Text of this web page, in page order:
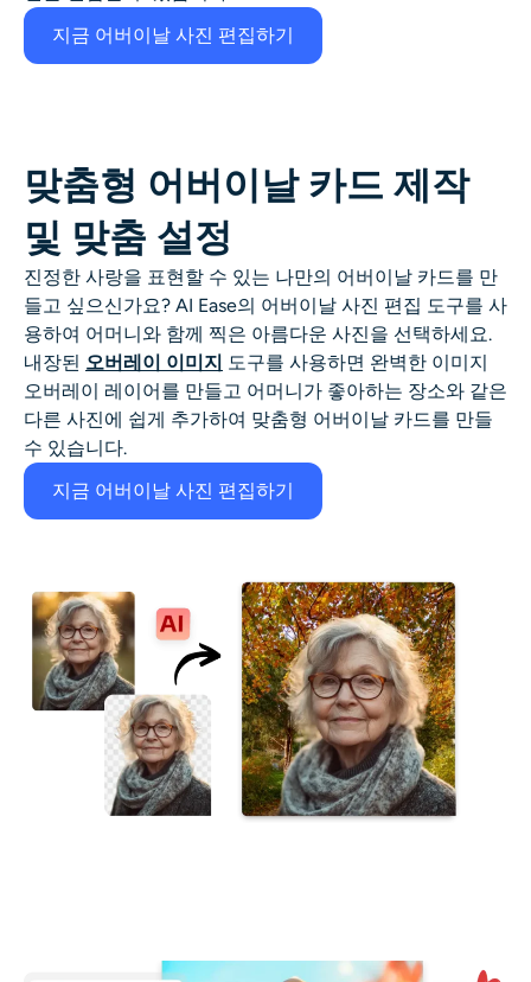
지금 어버이날 사진 편집하기
맞춤형 어버이날 카드 제작
및 맞춤 설정
진정한 사랑을 표현할 수 있는 나만의 어버이날 카드를 만
들고 싶으신가요? AI Ease의 어버이날 사진 편집 도구를 사
용하여 어머니와 함께 찍은 아름다운 사진을 선택하세요.
내장된 오버레이 이미지 도구를 사용하면 완벽한 이미지
오버레이 레이어를 만들고 어머니가 좋아하는 장소와 같은
다른 사진에 쉽게 추가하여 맞춤형 어버이날 카드를 만들
수 있습니다.
지금 어버이날 사진 편집하기